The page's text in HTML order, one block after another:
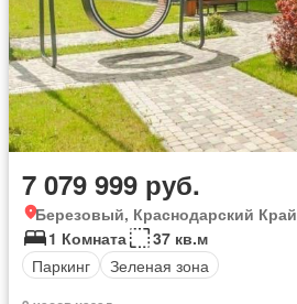
7 079 999 руб.
Березовый, Краснодарский Край
1 Комната
37 кв.м
Паркинг
Зеленая зона